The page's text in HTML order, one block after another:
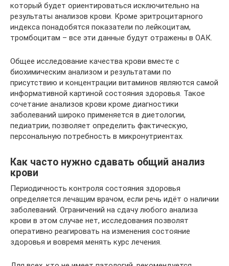
который будет ориентироваться исключительно на
результаты анализов крови. Кроме эритроцитарного
индекса понадобятся показатели по лейкоцитам,
тромбоцитам – все эти данные будут отражены в ОАК.
Общее исследование качества крови вместе с
биохимическим анализом и результатами по
присутствию и концентрации витаминов являются самой
информативной картиной состояния здоровья. Такое
сочетание анализов крови кроме диагностики
заболеваний широко применяется в диетологии,
педиатрии, позволяет определить фактическую,
персональную потребность в микронутриентах.
Как часто нужно сдавать общий анализ
крови
Периодичность контроля состояния здоровья
определяется лечащим врачом, если речь идёт о наличии
заболеваний. Ограничений на сдачу любого анализа
крови в этом случае нет, исследования позволят
оперативно реагировать на изменения состояние
здоровья и вовремя менять курс лечения.